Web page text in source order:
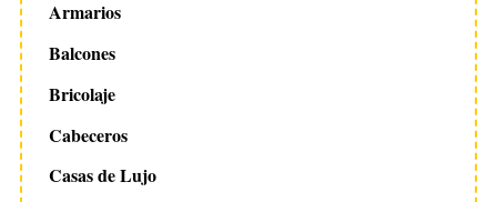
Armarios
Balcones
Bricolaje
Cabeceros
Casas de Lujo